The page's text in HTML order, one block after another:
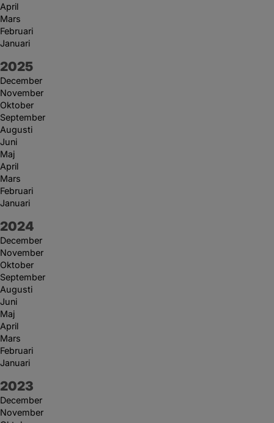
April
Mars
Februari
Januari
År:
2025
December
November
Oktober
September
Augusti
Juni
Maj
April
Mars
Februari
Januari
År:
2024
December
November
Oktober
September
Augusti
Juni
Maj
April
Mars
Februari
Januari
År:
2023
December
November